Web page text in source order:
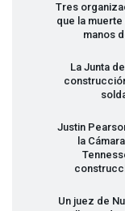
Tres
que la
manos
La Junta
Justin
la
Un juez de